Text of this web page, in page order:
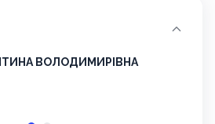
ВОЛОДИМИРІВНА